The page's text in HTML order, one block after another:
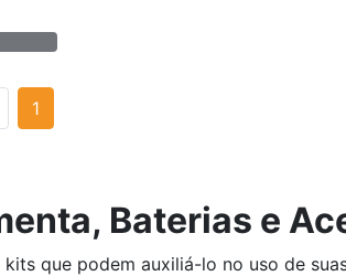
1
Baterias e
que podem auxiliá-lo no uso de